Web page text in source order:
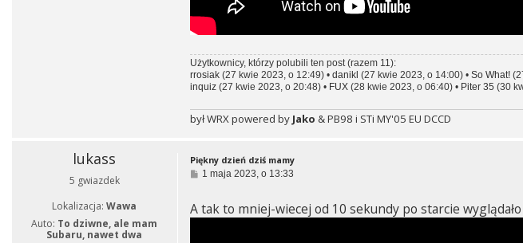
Użytkownicy, którzy polubili ten post (razem 11):
rrosiak(27 kwie 2023, o 12:49) • danikl (27 kwie 2023, o 14:00) • So What!
inquiz(27 kwie 2023, o 20:48) • FUX(28 kwie 2023, o 06:40) • Piter 35 (30
był WRX powered by Jako & PB98 i STi MY'05 EU DCCD
lukass
5 gwiazdek
Lokalizacja:Wawa
Auto: To dziwne, ale mam
Subaru, nawet dwa
Piękny dzień dziś mamy
P
t
1 maja 2023, o 13:33
A tak to mniej-wiecej od 10 sekundy po starcie